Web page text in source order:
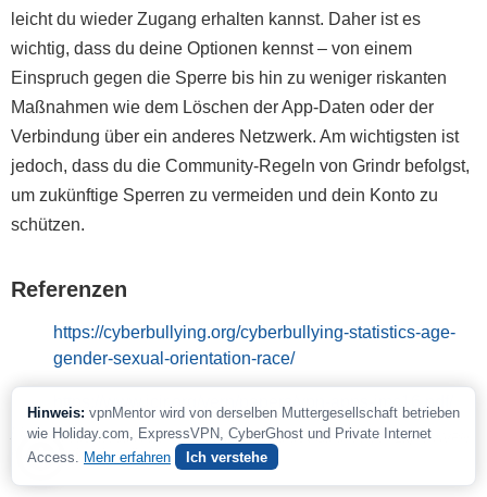
leicht du wieder Zugang erhalten kannst. Daher ist es
wichtig, dass du deine Optionen kennst – von einem
Einspruch gegen die Sperre bis hin zu weniger riskanten
Maßnahmen wie dem Löschen der App-Daten oder der
Verbindung über ein anderes Netzwerk. Am wichtigsten ist
jedoch, dass du die Community-Regeln von Grindr befolgst,
um zukünftige Sperren zu vermeiden und dein Konto zu
schützen.
Referenzen
https://cyberbullying.org/cyberbullying-statistics-age-
gender-sexual-orientation-race/
Bitte beachte, dass die großzügige Geld-zurück-Garantie von ExpressVPN
nur für Erstkunden gilt.
Hinweis: vpnMentor wird von derselben Muttergesellschaft betrieben
wie Holiday.com, ExpressVPN, CyberGhost und Private Internet
Access. Mehr erfahren Ich verstehe